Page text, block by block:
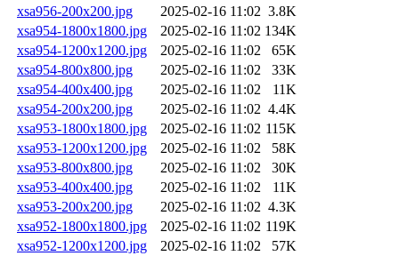
xsa956-200x200.jpg
2025-02-16 11:02 3.8K
xsa954-1800x1800.jpg
2025-02-16 11:02 134K
xsa954-1200x1200.jpg
2025-02-16 11:02
65K
xsa954-800x800.jpg
2025-02-16 11:02
33K
xsa954-400x400.jpg
2025-02-16 11:02
11K
xsa954-200x200.jpg
2025-02-16 11:02 4.4K
xsa953-1800x1800.jpg
2025-02-16 11:02 115K
xsa953-1200x1200.jpg
2025-02-16 11:02
58K
xsa953-800x800.jpg
2025-02-16 11:02
30K
xsa953-400x400.jpg
2025-02-16 11:02
11K
xsa953-200x200.jpg
2025-02-16 11:02 4.3K
xsa952-1800x1800.jpg
2025-02-16 11:02 119K
xsa952-1200x1200.jpg
2025-02-16 11:02
57K